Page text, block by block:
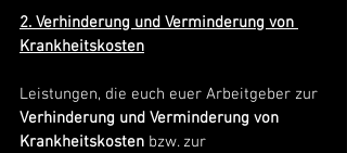
2. Verhinderung und Verminderung von
Krankheitskosten
Leistungen, die euch euer Arbeitgeber zur
Verhinderung und Verminderung von
Krankheitskosten bzw. zur